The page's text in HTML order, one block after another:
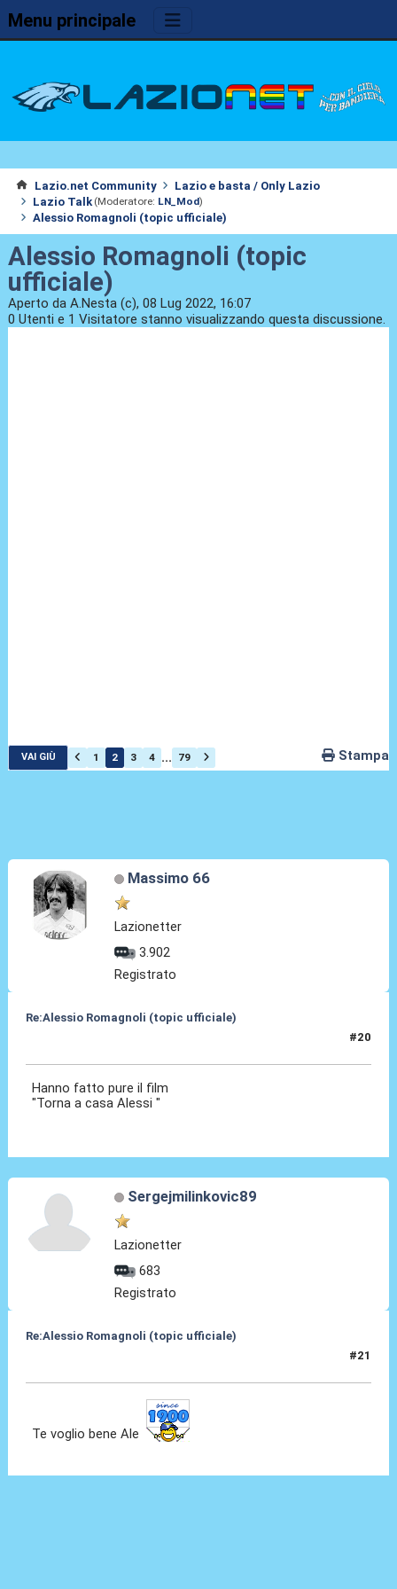
Menu principale
Lazio.net Community
Lazio e basta / Only Lazio
Lazio Talk (Moderatore: LN_Mod)
Alessio Romagnoli (topic ufficiale)
Alessio Romagnoli (topic
ufficiale)
Aperto da A.Nesta (c), 08 Lug 2022, 16:07
0 Utenti e 1 Visitatore stanno visualizzando questa discussione.
VAI GIÙ 1 2 3 4 ... 79 Stampa
Massimo 66
Lazionetter
3.902
Registrato
Re:Alessio Romagnoli (topic ufficiale)
#20
Hanno fatto pure il film
"Torna a casa Alessi "
Sergejmilinkovic89
Lazionetter
683
Registrato
Re:Alessio Romagnoli (topic ufficiale)
#21
Te voglio bene Ale